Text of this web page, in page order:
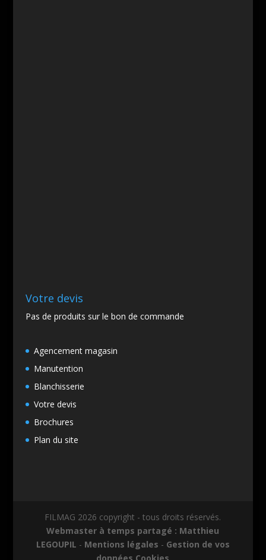
Votre devis
Pas de produits sur le bon de commande
Agencement magasin
Manutention
Blanchisserie
Votre devis
Brochures
Plan du site
FILMAG 2026 copyright - tous droits réservés.
Webmaster à temps partagé : Matthieu
LEGOUPIL - Mentions légales - Gestion de vos